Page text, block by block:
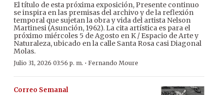
El título de esta próxima exposición, Presente continuo
se inspira en las premisas del archivo y de la reflexión
temporal que sujetan la obra y vida del artista Nelson
Martinesi (Asunción, 1962). La cita artística es para el
próximo miércoles 5 de Agosto en K / Espacio de Arte y
Naturaleza, ubicado en la calle Santa Rosa casi Diagonal
Molas.
Julio 31, 2026 03:56 p. m. · Fernando Moure
Correo Semanal